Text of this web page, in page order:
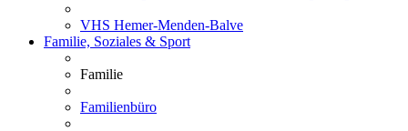
VHS Hemer-Menden-Balve
Familie, Soziales & Sport
Familie
Familienbüro